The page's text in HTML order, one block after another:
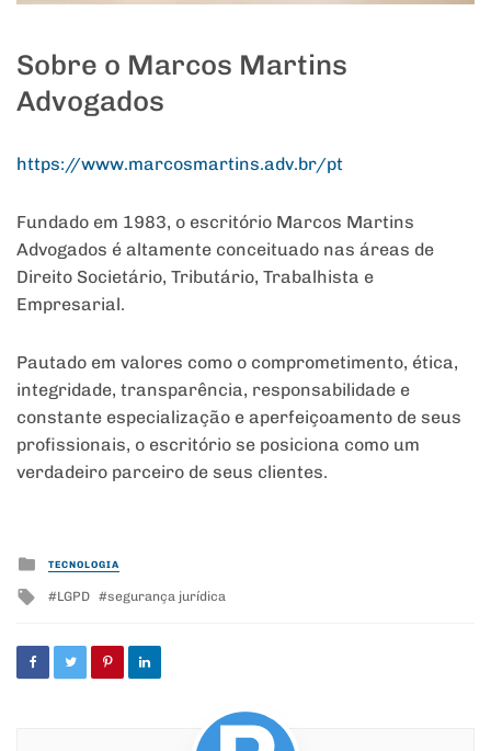
Sobre o Marcos Martins
Advogados
https://www.marcosmartins.adv.br/pt
Fundado em 1983, o escritório Marcos Martins
Advogados é altamente conceituado nas áreas de
Direito Societário, Tributário, Trabalhista e
Empresarial.
Pautado em valores como o comprometimento, ética,
integridade, transparência, responsabilidade e
constante especialização e aperfeiçoamento de seus
profissionais, o escritório se posiciona como um
verdadeiro parceiro de seus clientes.
Posted
in
TECNOLOGIA
Tagged
LGPD segurança jurídica